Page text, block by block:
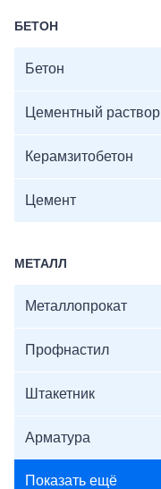
БЕТОН
Бетон
Цементный раствор
Керамзитобетон
Цемент
МЕТАЛЛ
Металлопрокат
Профнастил
Штакетник
Арматура
Показать ещё